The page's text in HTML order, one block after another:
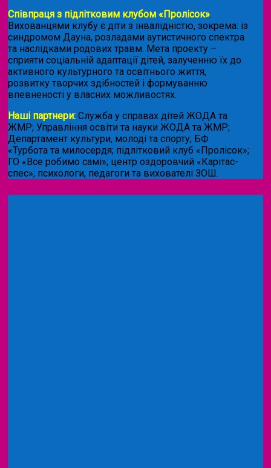
Співпраця з підлітковим клубом «Пролісок».
Вихованцями клубу є діти з інвалідністю, зокрема: із
синдромом Дауна, розладами аутистичного спектра
та наслідками родових травм. Мета проекту –
сприяти соціальній адаптації дітей, залученню їх до
активного культурного та освітнього життя,
розвитку творчих здібностей і формуванню
впевненості у власних можливостях.
Наші партнери: Служба у справах дітей ЖОДА та
ЖМР; Управління освіти та науки ЖОДА та ЖМР;
Департамент культури, молоді та спорту; БФ
«Турбота та милосердя; підлітковий клуб «Пролісок»;
ГО «Все робимо самі»; центр оздоровчий «Карітас-
спес»; психологи, педагоги та вихователі ЗОШ.